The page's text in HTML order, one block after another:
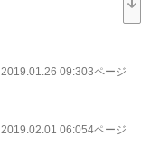
2019.01.26 09:303ページ
2019.02.01 06:054ページ